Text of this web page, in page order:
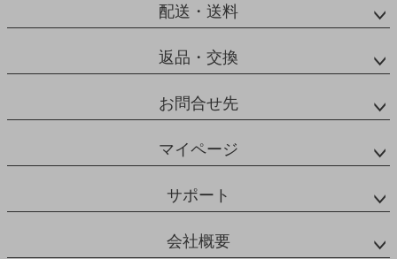
配送・送料
返品・交換
お問合せ先
マイページ
サポート
会社概要